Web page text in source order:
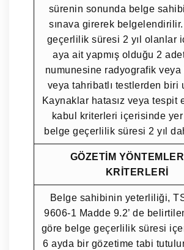
sürenin sonunda belge
sınava girerek
geçerlilik süresi 2 yıl olanlar
aya ait yapmış olduğu 2
numunesine radyografik veya
veya tahribatlı testlerden biri
Kaynaklar hatasız veya tespit
kabul kriterleri içerisinde yer
belge geçerlilik süresi 2 yıl
GÖZETİM
KRİTERLERİ
Belge sahibinin yeterliliği,
9606-1 Madde 9.2’ de
göre belge geçerlilik süresi
6 ayda bir gözetime tabi